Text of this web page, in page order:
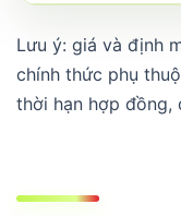
Lưu ý: giá và định
chính thức phụ
thời hạn hợp đồng,